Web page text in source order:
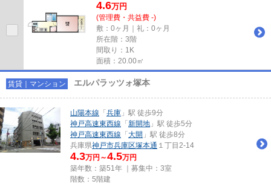
4.6万円
(管理費・共益費 -)
敷：0ヶ月｜礼：0ヶ月
所在階：3階
間取り：1K
面積：20.00㎡
賃貸｜マンション エルパラッツォ塚本
山陽本線 「 兵庫 」駅 徒歩9分
神戸高速東西線 「 新開地 」駅 徒歩5分
神戸高速東西線 「 大開 」駅 徒歩8分
兵庫県神戸市兵庫区塚本通 １丁目2-14
4.3万円～4.5万円
築年数：築51年 ｜募集中： 3室
階数：5階建